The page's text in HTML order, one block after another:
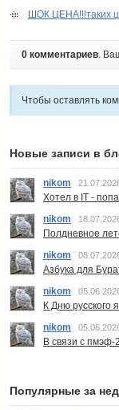
ШОК ЦЕНА!!!таких
0 комментариев.
Чтобы оставлять
Новые записи в
nikom
Хотел в IT -
nikom
Полдневное
nikom
Азбука для
nikom
К Дню русского
nikom
В связи с пмэф-
Популярные за